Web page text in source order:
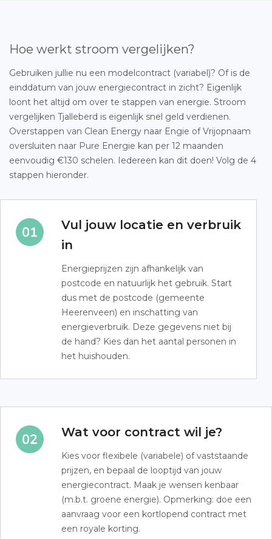
Hoe werkt stroom vergelijken?
Gebruiken jullie nu een modelcontract (variabel)? Of is de
einddatum van jouw energiecontract in zicht? Eigenlijk
loont het altijd om over te stappen van energie. Stroom
vergelijken Tjalleberd is eigenlijk snel geld verdienen.
Overstappen van Clean Energy naar Engie of Vrijopnaam
oversluiten naar Pure Energie kan per 12 maanden
eenvoudig €130 schelen. Iedereen kan dit doen! Volg de 4
stappen hieronder.
Vul jouw locatie en verbruik
in
Energieprijzen zijn afhankelijk van
postcode en natuurlijk het gebruik. Start
dus met de postcode (gemeente
Heerenveen) en inschatting van
energieverbruik. Deze gegevens niet bij
de hand? Kies dan het aantal personen in
het huishouden.
Wat voor contract wil je?
Kies voor flexibele (variabele) of vaststaande
prijzen, en bepaal de looptijd van jouw
energiecontract. Maak je wensen kenbaar
(m.b.t. groene energie). Opmerking: doe een
aanvraag voor een kortlopend contract met
een royale korting.